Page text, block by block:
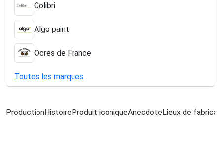
Colibri
Algo paint
Ocres de France
Toutes les marques
ProductionHistoireProduit iconiqueAnecdoteLieux de